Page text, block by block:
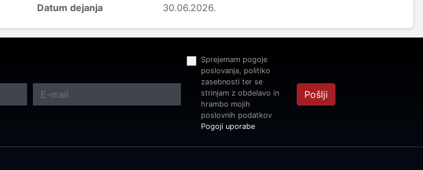
Datum dejanja 30.06.2026.
Sprejemam pogoje
poslovanja, politiko
zasebnosti ter se
strinjam z obdelavo in
hrambo mojih
poslovnih podatkov
Pogoji uporabe
Pošlji